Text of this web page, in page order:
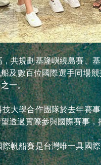
共規劃基隆嶼繞島賽、
及數百位國際選手同場
一。
大學合作團隊於去年賽
透過實際參與國際賽事
帆船賽是台灣唯一具國